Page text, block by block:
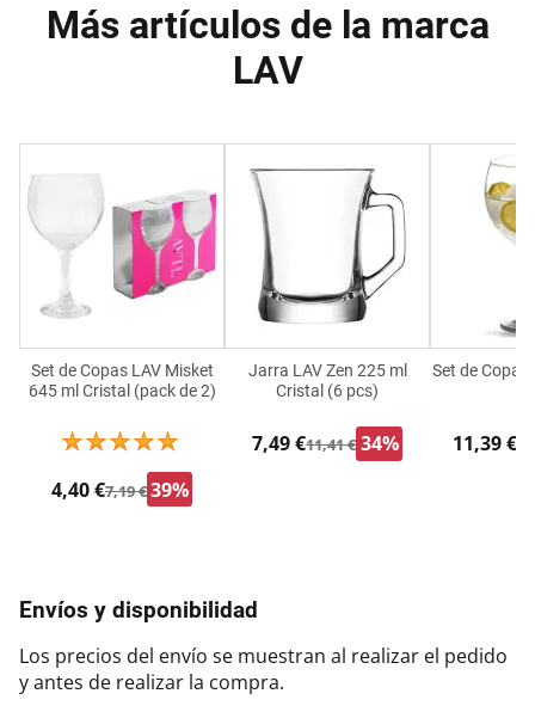
Más artículos de la marca
LAV
Set de Copas LAV Misket
645 ml Cristal (pack de 2)
4,40 €7,19 €39%
Jarra LAV Zen 225 ml
Cristal (6 pcs)
7,49 €11,41 € 34%
Set de Copas
11,39 €
Envíos y disponibilidad
Los precios del envío se muestran al realizar el pedido
y antes de realizar la compra.